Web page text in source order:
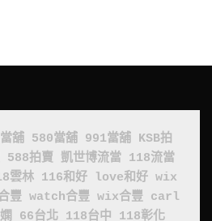
舖 580當舖 991當舖 KSB拍
588拍賣 凱世博流當 118流當
雲林 116和好 love和好 wix
豐 watch合豐 wix合豐 carl
66台北 118台中 118彰化